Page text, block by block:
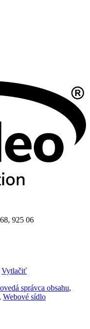
925 06
Vytlačiť
správca obsahu,
, Webové sídlo